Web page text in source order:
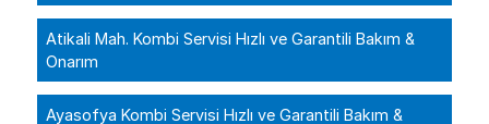
Atikali Mah. Kombi Servisi Hızlı ve Garantili Bakım &
Onarım
Ayasofya Kombi Servisi Hızlı ve Garantili Bakım &